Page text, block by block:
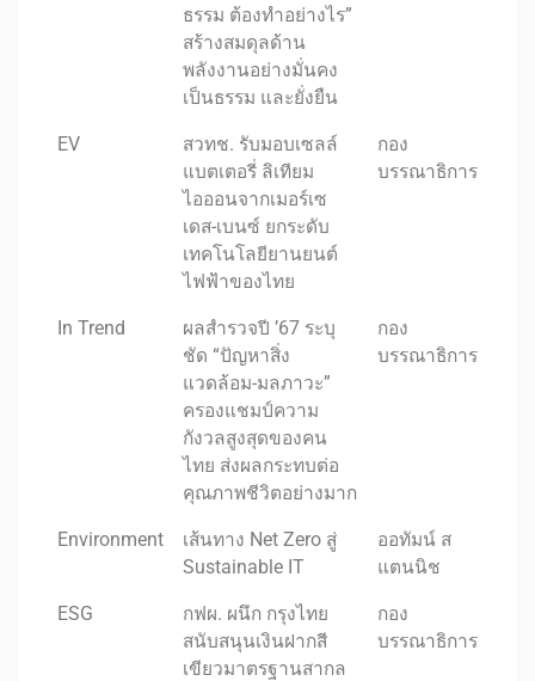
ธรรม ต้องทำอย่างไร”
สร้างสมดุลด้าน
พลังงานอย่างมั่นคง
เป็นธรรม และยั่งยืน
EV
สวทช. รับมอบเซลล์
แบตเตอรี่ ลิเทียม
ไอออนจากเมอร์เซ
เดส-เบนซ์ ยกระดับ
เทคโนโลยียานยนต์
ไฟฟ้าของไทย
กอง
บรรณาธิการ
In Trend
ผลสำรวจปี ’67 ระบุ
ชัด “ปัญหาสิ่ง
แวดล้อม-มลภาวะ”
ครองแชมป์ความ
กังวลสูงสุดของคน
ไทย ส่งผลกระทบต่อ
คุณภาพชีวิตอย่างมาก
กอง
บรรณาธิการ
Environment
เส้นทาง Net Zero สู่
Sustainable IT
ออทัมน์ ส
แตนนิช
ESG
กฟผ. ผนึก กรุงไทย
สนับสนุนเงินฝากสี
เขียวมาตรฐานสากล
กอง
บรรณาธิการ